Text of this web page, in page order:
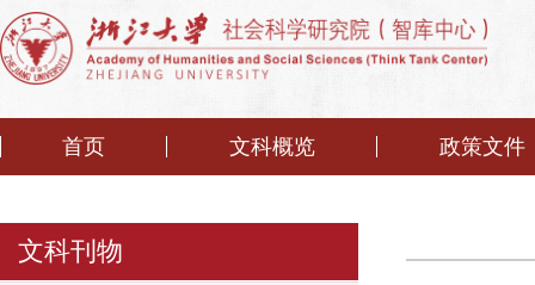
首页 文科概览 政策文件
文科刊物